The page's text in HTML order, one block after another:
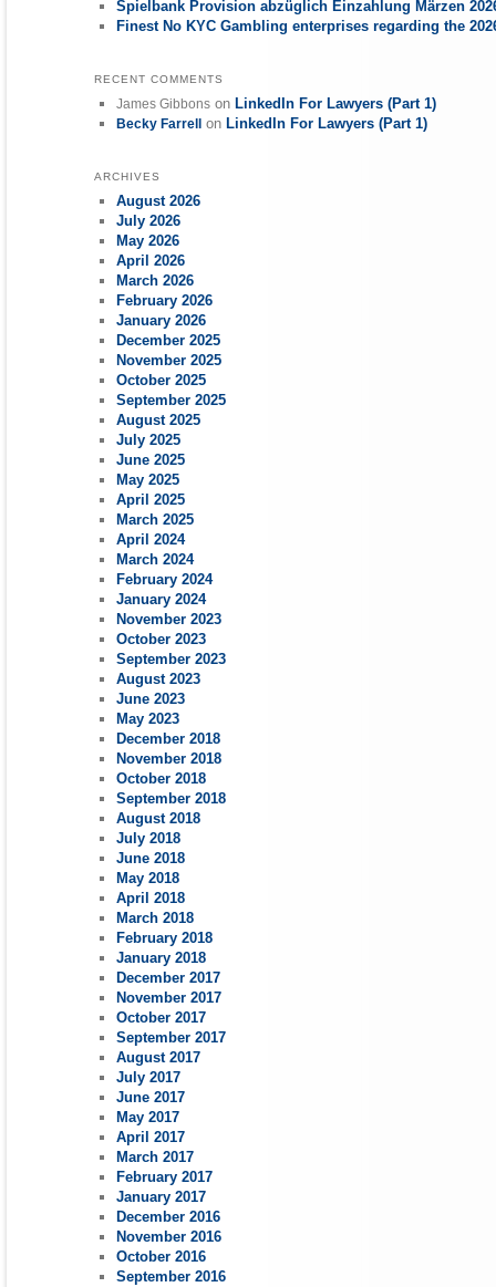
Spielbank Provision abzüglich Einzahlung Märzen
Finest No KYC Gambling enterprises regarding the
RECENT COMMENTS
James Gibbons on LinkedIn For Lawyers (Part 1)
Becky Farrell on LinkedIn For Lawyers (Part 1)
ARCHIVES
August 2026
July 2026
May 2026
April 2026
March 2026
February 2026
January 2026
December 2025
November 2025
October 2025
September 2025
August 2025
July 2025
June 2025
May 2025
April 2025
March 2025
April 2024
March 2024
February 2024
January 2024
November 2023
October 2023
September 2023
August 2023
June 2023
May 2023
December 2018
November 2018
October 2018
September 2018
August 2018
July 2018
June 2018
May 2018
April 2018
March 2018
February 2018
January 2018
December 2017
November 2017
October 2017
September 2017
August 2017
July 2017
June 2017
May 2017
April 2017
March 2017
February 2017
January 2017
December 2016
November 2016
October 2016
September 2016